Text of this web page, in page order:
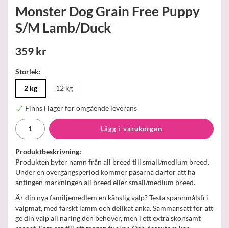
Monster Dog Grain Free Puppy
S/M Lamb/Duck
359 kr
Storlek:
2 kg
12 kg
Finns i lager för omgående leverans
Lägg i varukorgen
Produktbeskrivning:
Produkten byter namn från all breed till small/medium breed.
Under en övergångsperiod kommer påsarna därför att ha
antingen märkningen all breed eller small/medium breed.
Är din nya familjemedlem en känslig valp? Testa spannmålsfri
valpmat, med färskt lamm och delikat anka. Sammansatt för att
ge din valp all näring den behöver, men i ett extra skonsamt